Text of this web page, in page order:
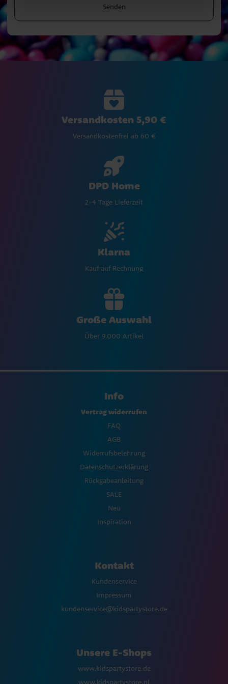
Senden
Versandkosten 5,90 €
Versandkostenfrei ab 60 €
DPD Home
2-4 Tage Lieferzeit
Klarna
Kauf auf Rechnung
Große Auswahl
Über 9.000 Artikel
Info
Vertrag widerrufen
FAQ
AGB
Widerrufsbelehrung
Datenschutzerklärung
Rückgabeanleitung
SALE
Neu
Inspiration
Kontakt
Kundenservice
Impressum
kundenservice@kidspartystore.de
Unsere E-Shops
www.kidspartystore.de
www.kidspartystore.nl